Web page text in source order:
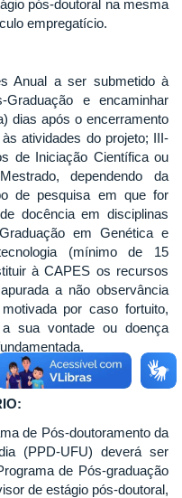
pós-doutoral na mesma
empregatício.
Anual a ser submetido à
e encaminhar
dias após o encerramento
atividades do projeto; III-
de Iniciação Científica ou
dependendo da
de pesquisa em que for
docência em disciplinas
em Genética e
(mínimo de 15
à CAPES os recursos
a não observância
por caso fortuito,
sua vontade ou doença
de Pós-doutoramento da
(PPD-UFU) deverá ser
de Pós-graduação
de estágio pós-doutoral,